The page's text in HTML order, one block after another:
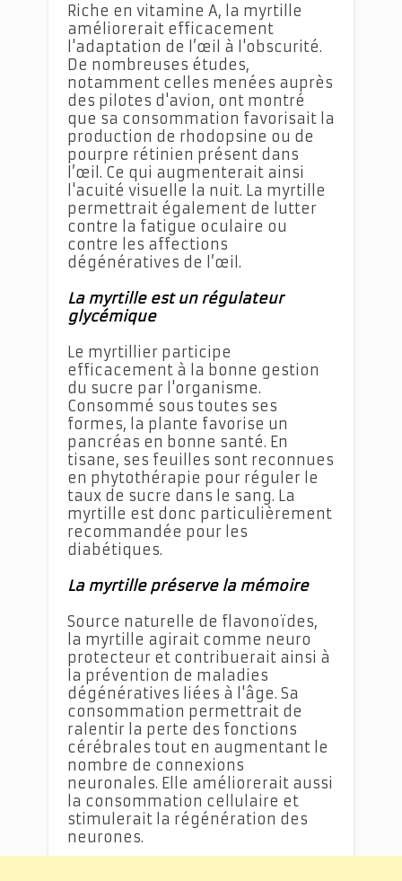
Riche en vitamine A, la myrtille
améliorerait efficacement
l'adaptation de l’œil à l'obscurité.
De nombreuses études,
notamment celles menées auprès
des pilotes d'avion, ont montré
que sa consommation favorisait la
production de rhodopsine ou de
pourpre rétinien présent dans
l’œil. Ce qui augmenterait ainsi
l'acuité visuelle la nuit. La myrtille
permettrait également de lutter
contre la fatigue oculaire ou
contre les affections
dégénératives de l’œil.
La myrtille est un régulateur
glycémique
Le myrtillier participe
efficacement à la bonne gestion
du sucre par l'organisme.
Consommé sous toutes ses
formes, la plante favorise un
pancréas en bonne santé. En
tisane, ses feuilles sont reconnues
en phytothérapie pour réguler le
taux de sucre dans le sang. La
myrtille est donc particulièrement
recommandée pour les
diabétiques.
La myrtille préserve la mémoire
Source naturelle de flavonoïdes,
la myrtille agirait comme neuro
protecteur et contribuerait ainsi à
la prévention de maladies
dégénératives liées à l'âge. Sa
consommation permettrait de
ralentir la perte des fonctions
cérébrales tout en augmentant le
nombre de connexions
neuronales. Elle améliorerait aussi
la consommation cellulaire et
stimulerait la régénération des
neurones.